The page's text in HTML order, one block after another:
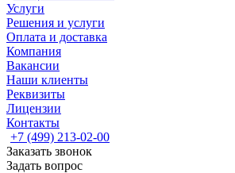
Услуги
Решения и услуги
Оплата и доставка
Компания
Вакансии
Наши клиенты
Реквизиты
Лицензии
Контакты
+7 (499) 213-02-00
Заказать звонок
Задать вопрос